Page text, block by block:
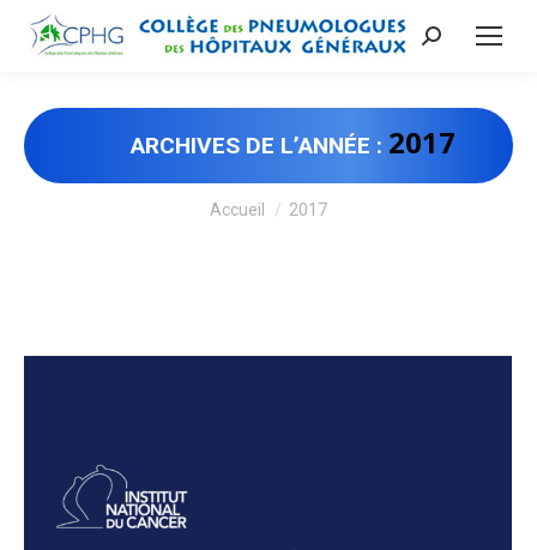
Recherche
ARCHIVES DE L’ANNÉE : 2017
Vous êtes ici :
Accueil 2017